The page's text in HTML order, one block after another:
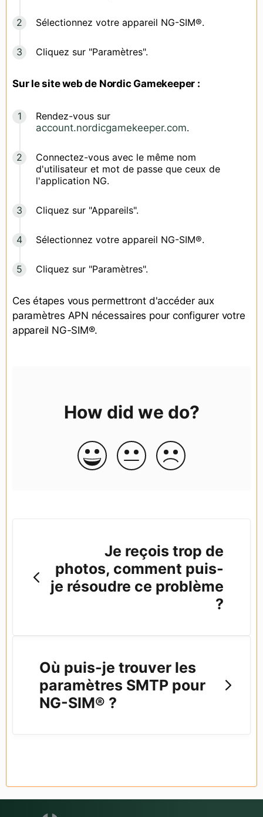
Sélectionnez votre appareil NG-SIM®.
Cliquez sur "Paramètres".
Sur le site web de Nordic Gamekeeper :
Rendez-vous sur
account.nordicgamekeeper.com.
Connectez-vous avec le même nom
d'utilisateur et mot de passe que ceux de
l'application NG.
Cliquez sur "Appareils".
Sélectionnez votre appareil NG-SIM®.
Cliquez sur "Paramètres".
Ces étapes vous permettront d'accéder aux
paramètres APN nécessaires pour configurer votre
appareil NG-SIM®.
How did we do?
Je reçois trop de
photos, comment puis-
je résoudre ce problème
?
Où puis-je trouver les
paramètres SMTP pour
NG-SIM® ?